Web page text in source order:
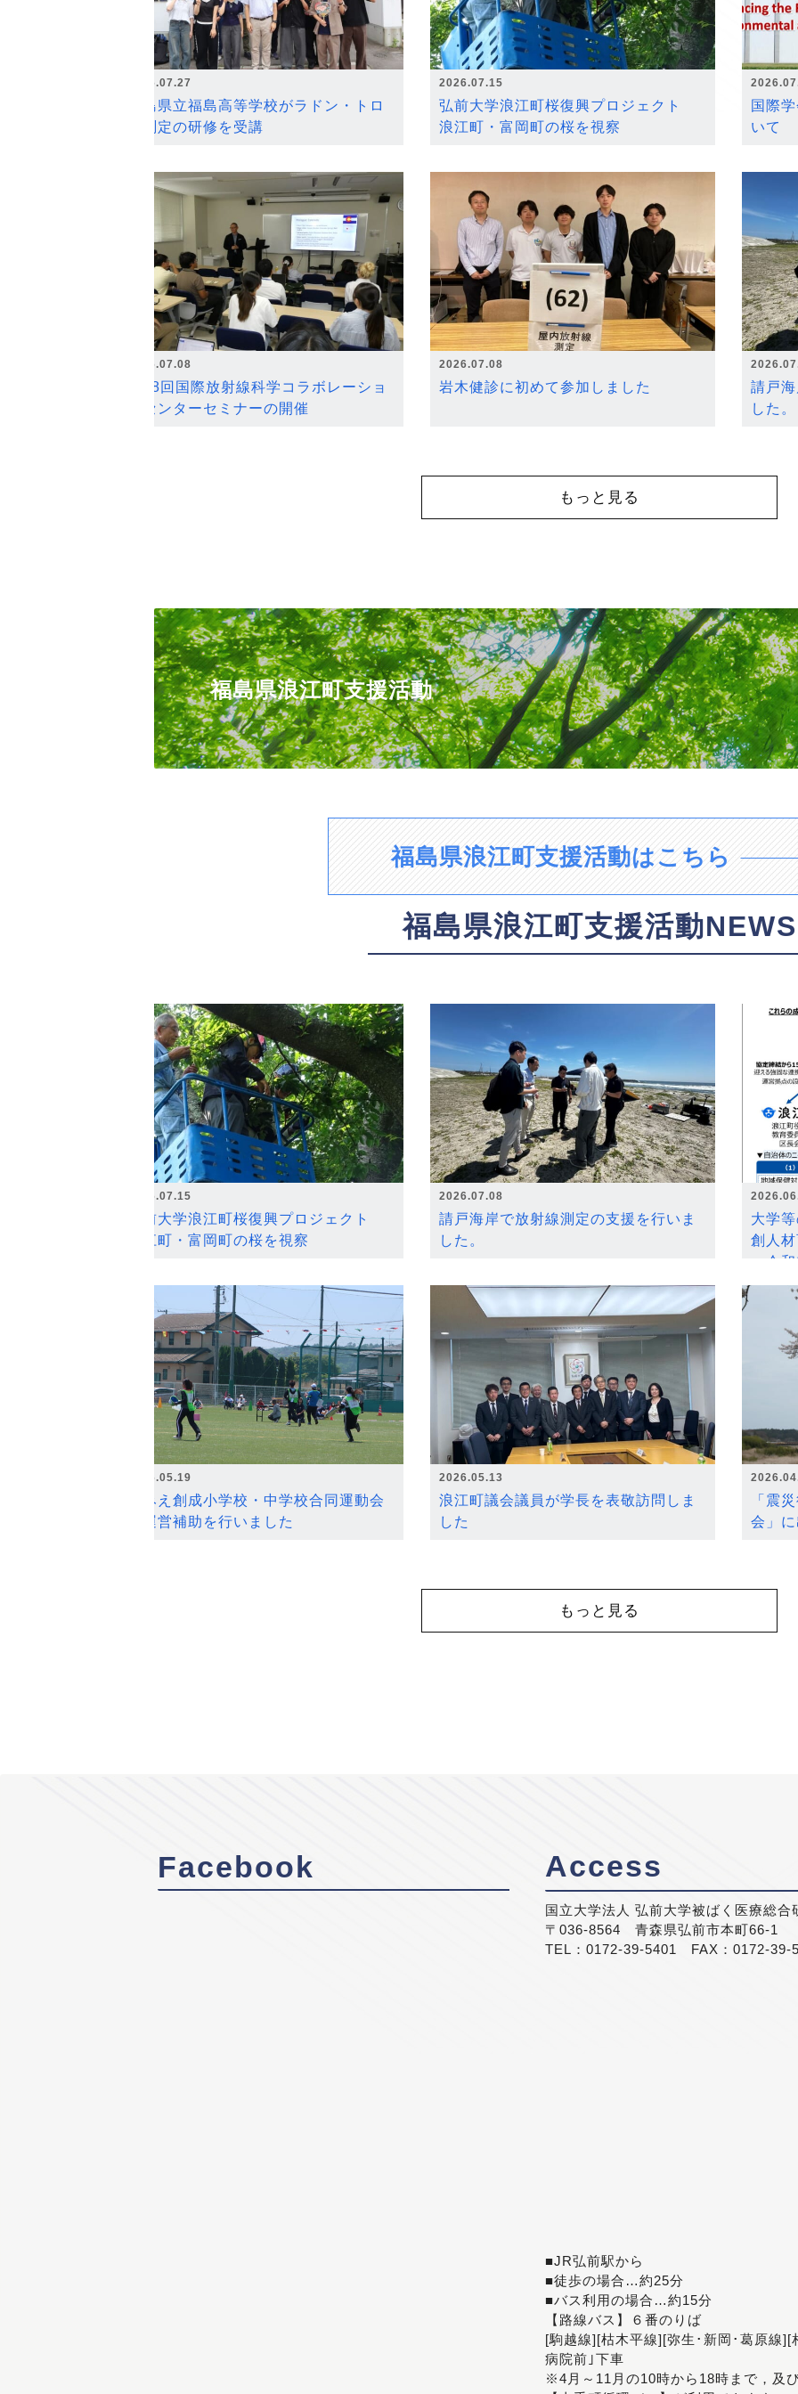
2026.07.27
福島県立福島高等学校がラドン・トロ
ン測定の研修を受講
2026.07.15
弘前大学浪江町桜復興プロジェクト
浪江町・富岡町の桜を視察
国際
いて
2026.07.08
第18回国際放射線科学コラボレーショ
ンセンターセミナーの開催
2026.07.08
岩木健診に初めて参加しました
請戸
した。
もっと見る
福島県浪江町支援活動
福島県浪江町支援活動はこちら
福島県浪江町支援活動NEWS
2026.07.15
弘前大学浪江町桜復興プロジェクト
浪江町・富岡町の桜を視察
2026.07.08
請戸海岸で放射線測定の支援を行いま
した。
大学
創人
～令
2026.05.19
なみえ創成小学校・中学校合同運動会
の運営補助を行いました
2026.05.13
浪江町議会議員が学長を表敬訪問しま
した
「震
会」
もっと見る
Facebook Access
国立大学法人 弘前大学被ばく医療総合
〒036-8564 青森県弘前市本町66-1
TEL：0172-39-5401 FAX：0172-39-
■JR弘前駅から
■徒歩の場合…約25分
■バス利用の場合…約15分
【路線バス】６番のりば
[駒越線][枯木平線][弥生･新岡･葛原線
病院前｣下車
※4月～11月の10時から18時まで，及